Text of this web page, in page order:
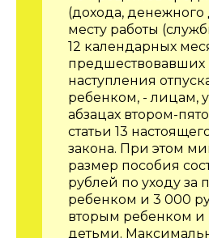
(дохода, денежного
месту работы
12 календарных
предшествовавших
наступления
ребенком, - лицам,
абзацах втором-
статьи 13
закона. При этом
размер пособия
рублей по уходу за
ребенком и 3 000
вторым ребенком
детьми.